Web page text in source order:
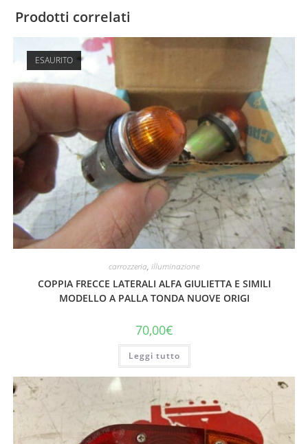
Prodotti correlati
ESAURITO
carrozzeria, illuminazione
COPPIA FRECCE LATERALI ALFA GIULIETTA E SIMILI
MODELLO A PALLA TONDA NUOVE ORIGI
70,00€
Leggi tutto